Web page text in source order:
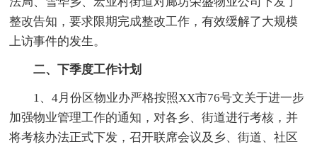
整改告知，要求限期完成整改工作，有效缓解了大规模
上访事件的发生。
二、下季度工作计划
1、4月份区物业办严格按照XX市76号文关于进一步
加强物业管理工作的通知，对各乡、街道进行考核，并
将考核办法正式下发，召开联席会议及乡、街道、社区